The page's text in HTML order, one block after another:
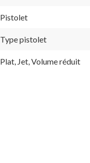
Pistolet
Type pistolet
Plat, Jet, Volume réduit